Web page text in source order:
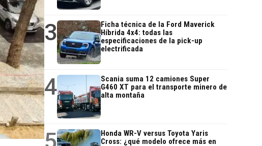
3
Ficha técnica de la Ford Maverick
Híbrida 4x4: todas las
especificaciones de la pick-up
electrificada
4
Scania suma 12 camiones Super
G460 XT para el transporte minero de
alta montaña
Honda WR-V versus Toyota Yaris
Cross: ¿qué modelo ofrece más en